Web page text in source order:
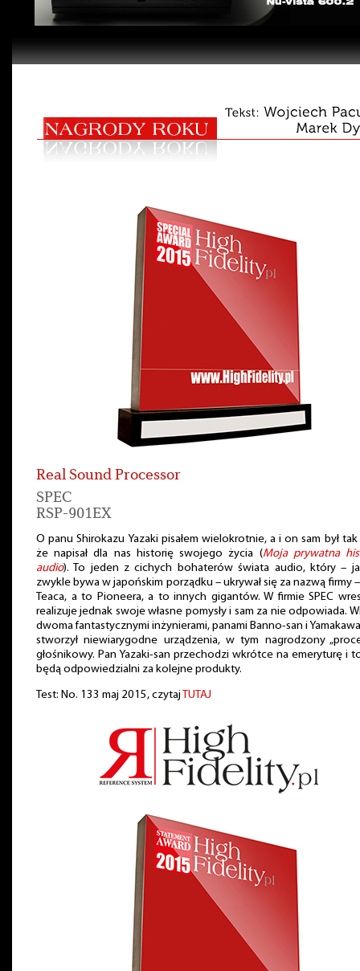
Real Sound Processor
SPEC
RSP-901EX
O panu Shirokazu Yazaki pisałem wielokrotnie, a i on sam był tak
że napisał dla nas historię swojego życia (Moja prywatna
audio). To jeden z cichych bohaterów świata audio, który –
zwykle bywa w japońskim porządku – ukrywał się za nazwą firmy
Teaca, a to Pioneera, a to innych gigantów. W firmie SPEC
realizuje jednak swoje własne pomysły i sam za nie odpowiada.
dwoma fantastycznymi inżynierami, panami Banno-san i
stworzył niewiarygodne urządzenia, w tym nagrodzony
głośnikowy. Pan Yazaki-san przechodzi wkrótce na emeryturę i
będą odpowiedzialni za kolejne produkty.
Test: No. 133 maj 2015, czytaj TUTAJ